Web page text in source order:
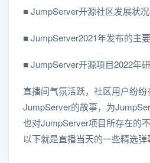
■ JumpServer开源社区发展状
■ JumpServer2021年发布的主
■ JumpServer开源项目2022年
直播间气氛活跃，社区用户纷
JumpServer的故事，为
也对JumpServer项目所存在的
以下就是直播当天的一些精选弹